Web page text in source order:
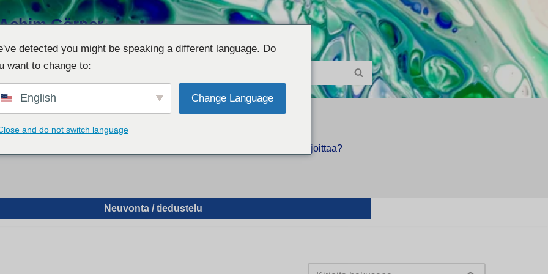
Görner
für supportive phyto- &
Recherchen und
Kuka täällä kirjoittaa?
Neuvonta / tiedustelu
detected you might be speaking a different language. Do
want to change to:
English Change Language
and do not switch language